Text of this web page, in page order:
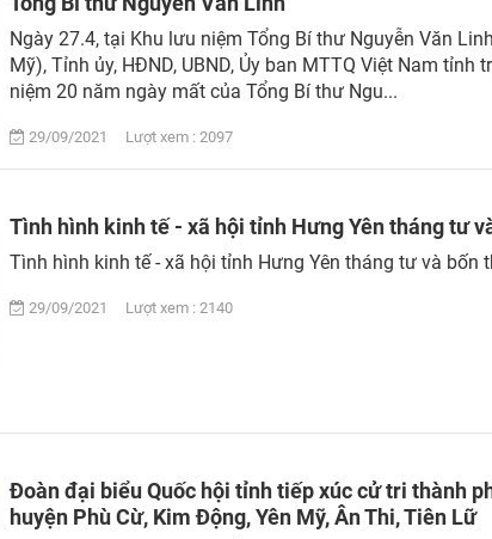
Ngày 27.4, tại Khu lưu niệm Tổng Bí thư Nguyễn Văn
Mỹ), Tỉnh ủy, HĐND, UBND, Ủy ban MTTQ Việt Nam tỉnh
niệm 20 năm ngày mất của Tổng Bí thư Ngu...
29/09/2021 Lượt xem : 2097
Tình hình kinh tế - xã hội tỉnh Hưng Yên tháng tư
Tình hình kinh tế - xã hội tỉnh Hưng Yên tháng tư và bốn
29/09/2021 Lượt xem : 2140
Đoàn đại biểu Quốc hội tỉnh tiếp xúc cử tri thành
huyện Phù Cừ, Kim Động, Yên Mỹ, Ân Thi, Tiên Lữ